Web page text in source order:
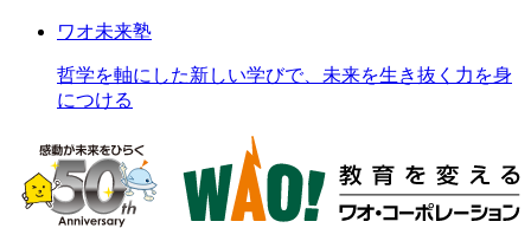
ワオ未来塾
哲学を軸にした新しい学びで、未来を生き抜く力を身
につける